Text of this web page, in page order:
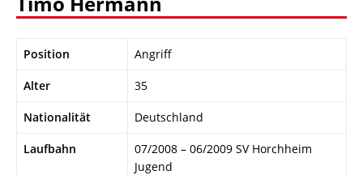
Position Angriff
Alter 35
Nationalität Deutschland
Laufbahn
07/2008 – 06/2009 SV Horchheim
Jugend